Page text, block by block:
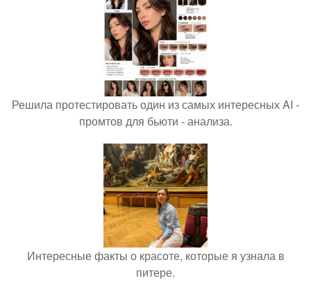
Решила протестировать один из самых интересных AI -
промтов для бьюти - анализа.
Интересные факты о красоте, которые я узнала в
питере.